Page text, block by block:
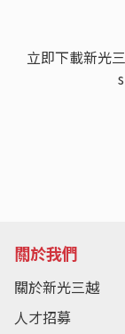
立即下載新光
關於我們
關於新光三越
人才招募